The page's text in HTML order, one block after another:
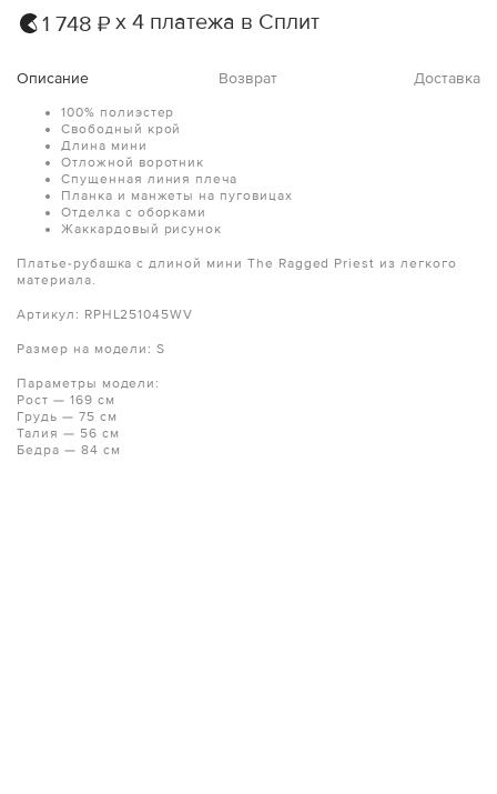
1 748 ₽ х 4 платежа в Сплит
Описание Возврат Доставка
100% полиэстер
Свободный крой
Длина мини
Отложной воротник
Спущенная линия плеча
Планка и манжеты на пуговицах
Отделка с оборками
Жаккардовый рисунок
Платье-рубашка с длиной мини The Ragged Priest из легкого
материала.
Артикул: RPHL251045WV
Размер на модели: S
Параметры модели:
Рост — 169 см
Грудь — 75 см
Талия — 56 см
Бедра — 84 см